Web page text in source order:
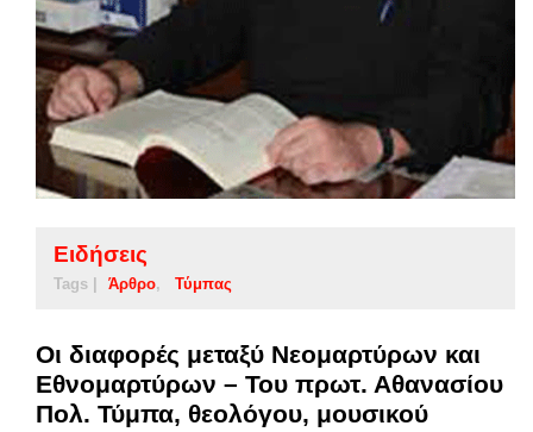
Ειδήσεις
Tags | Άρθρο Τύμπας
Οι διαφορές μεταξύ Νεομαρτύρων και
Εθνομαρτύρων – Του πρωτ. Αθανασίου
Πολ. Τύμπα, θεολόγου, μουσικού